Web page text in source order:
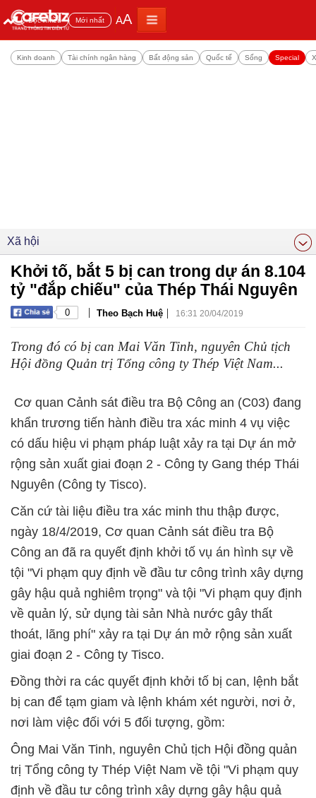
Đọc nhiều Mới nhất AA
Kinh doanh Tài chính ngân hàng Bất động sản Quốc tế Sống Special
Xã hội
Khởi tố, bắt 5 bị can trong dự án 8.104
tỷ "đắp chiếu" của Thép Thái Nguyên
0 | Theo Bạch Huệ | 16:31 20/04/2019
Trong đó có bị can Mai Văn Tinh, nguyên Chủ tịch
Hội đồng Quản trị Tổng công ty Thép Việt Nam...
Cơ quan Cảnh sát điều tra Bộ Công an (C03) đang
khẩn trương tiến hành điều tra xác minh 4 vụ việc
có dấu hiệu vi phạm pháp luật xảy ra tại Dự án mở
rộng sản xuất giai đoạn 2 - Công ty Gang thép Thái
Nguyên (Công ty Tisco).
Căn cứ tài liệu điều tra xác minh thu thập được,
ngày 18/4/2019, Cơ quan Cảnh sát điều tra Bộ
Công an đã ra quyết định khởi tố vụ án hình sự về
tội "Vi phạm quy định về đầu tư công trình xây dựng
gây hậu quả nghiêm trọng" và tội "Vi phạm quy định
về quản lý, sử dụng tài sản Nhà nước gây thất
thoát, lãng phí" xảy ra tại Dự án mở rộng sản xuất
giai đoạn 2 - Công ty Tisco.
Đồng thời ra các quyết định khởi tố bị can, lệnh bắt
bị can để tạm giam và lệnh khám xét người, nơi ở,
nơi làm việc đối với 5 đối tượng, gồm:
Ông Mai Văn Tinh, nguyên Chủ tịch Hội đồng quản
trị Tổng công ty Thép Việt Nam về tội "Vi phạm quy
định về đầu tư công trình xây dựng gây hậu quả